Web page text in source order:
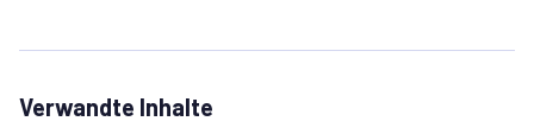
Verwandte Inhalte